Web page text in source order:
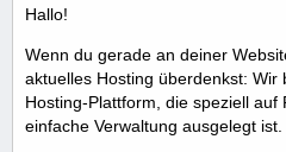
Hallo!
Wenn du gerade an deiner
aktuelles Hosting überdenkst:
Hosting-Plattform, die speziell
einfache Verwaltung ausgelegt ist.